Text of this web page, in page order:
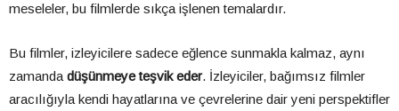
meseleler, bu filmlerde sıkça işlenen temalardır.
Bu filmler, izleyicilere sadece eğlence sunmakla kalmaz, aynı
zamandadüşünmeye teşvik eder. İzleyiciler, bağımsız filmler
aracılığıyla kendi hayatlarına ve çevrelerine dair yeni perspektifler